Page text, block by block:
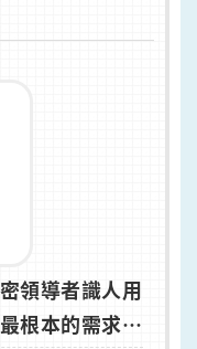
領導者識人用
根本的需求和